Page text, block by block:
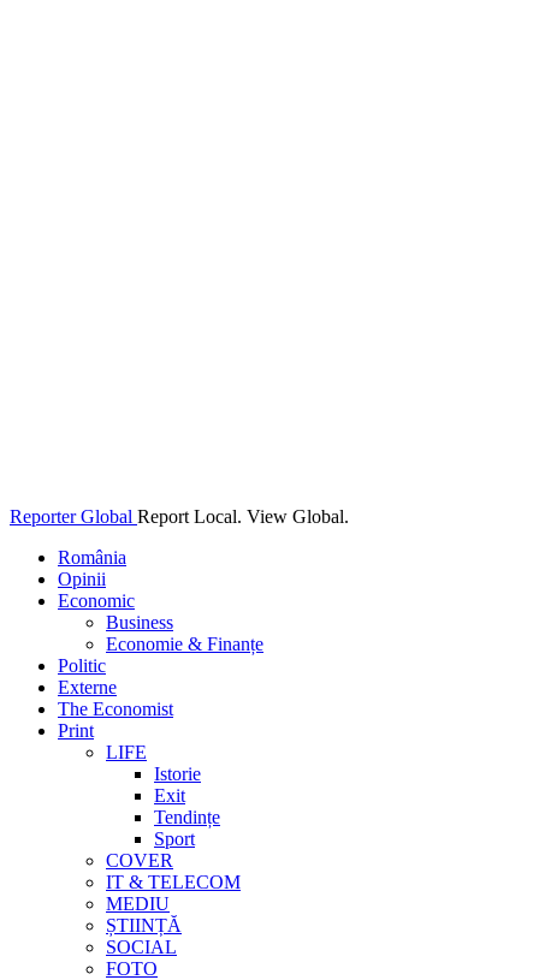
Reporter Global Report Local. View Global.
România
Opinii
Economic
Business
Economie & Finanțe
Politic
Externe
The Economist
Print
LIFE
Istorie
Exit
Tendințe
Sport
COVER
IT & TELECOM
MEDIU
ȘTIINȚĂ
SOCIAL
FOTO